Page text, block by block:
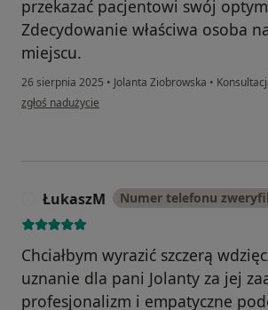
przekazać pacjentowi swój
Zdecydowanie właściwa osoba
miejscu.
26 sierpnia 2025 • Jolanta Ziobrowska •
w opinii użytkownika Aleksandra
zgłoś nadużycie
ŁukaszM Numer telefonu
Chciałbym wyrazić szczerą
uznanie dla pani Jolanty za jej
profesjonalizm i empatyczne